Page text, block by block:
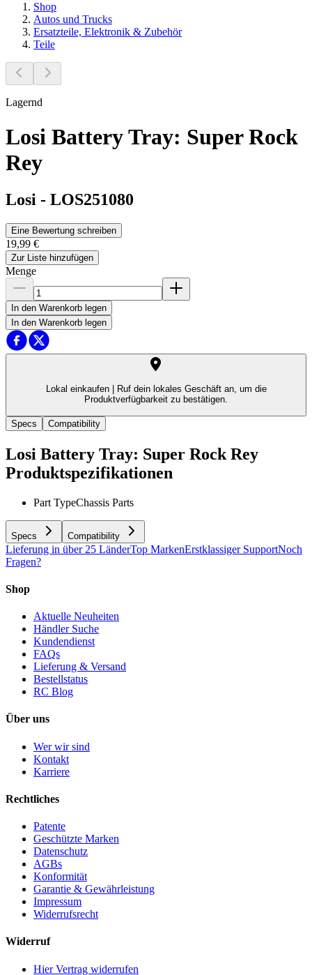
Shop
Autos und Trucks
Ersatzteile, Elektronik & Zubehör
Teile
Lagernd
Losi Battery Tray: Super Rock
Rey
Losi - LOS251080
Eine Bewertung schreiben
19,99 €
Zur Liste hinzufügen
Menge
In den Warenkorb legen
In den Warenkorb legen
Lokal einkaufen |
Ruf dein lokales Geschäft an, um die
Produktverfügbarkeit zu bestätigen.
Specs Compatibility
Losi Battery Tray: Super Rock Rey
Produktspezifikationen
Part TypeChassis Parts
Specs Compatibility
Lieferung in über 25 LänderTop MarkenErstklassiger SupportNoch
Fragen?
Shop
Aktuelle Neuheiten
Händler Suche
Kundendienst
FAQs
Lieferung & Versand
Bestellstatus
RC Blog
Über uns
Wer wir sind
Kontakt
Karriere
Rechtliches
Patente
Geschützte Marken
Datenschutz
AGBs
Konformität
Garantie & Gewährleistung
Impressum
Widerrufsrecht
Widerruf
Hier Vertrag widerrufen